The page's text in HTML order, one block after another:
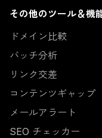
その他のツール＆機
ドメイン比較
バッチ分析
リンク交差
コンテンツギャップ
メールアラート
SEO チェッカー